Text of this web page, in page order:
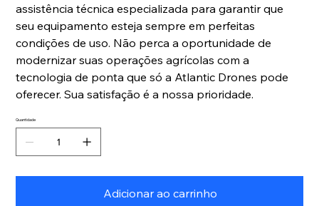
assistência técnica especializada para garantir que
seu equipamento esteja sempre em perfeitas
condições de uso. Não perca a oportunidade de
modernizar suas operações agrícolas com a
tecnologia de ponta que só a Atlantic Drones pode
oferecer. Sua satisfação é a nossa prioridade.
Quantidade
Adicionar ao carrinho